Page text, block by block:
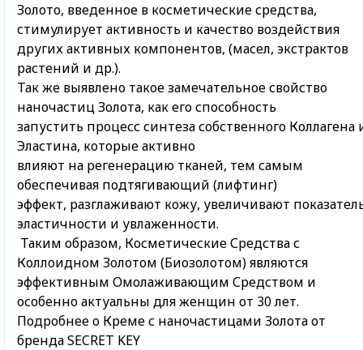
Золото, введенное в косметические средства,
стимулирует активность и качество воздействия
других активных компонентов, (масел, экстрактов
растений и др.).
Так же выявлено такое замечательное свойство
наночастиц Золота, как его способность
запустить процесс синтеза собственного Коллагена
Эластина, которые активно
влияют на регенерацию тканей, тем самым
обеспечивая подтягивающий (лифтинг)
эффект, разглаживают кожу, увеличивают
эластичности и увлаженности.
Таким образом, Косметические Средства с
Коллоидном Золотом (Биозолотом) являются
эффективным Омолаживающим Средством и
особенно актуальны для женщин от 30 лет.
Подробнее о Креме с наночастицами Золота от
бренда SECRET KEY